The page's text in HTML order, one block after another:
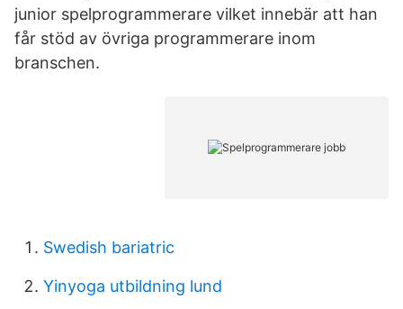
junior spelprogrammerare vilket innebär att han
får stöd av övriga programmerare inom
branschen.
Swedish bariatric
Yinyoga utbildning lund